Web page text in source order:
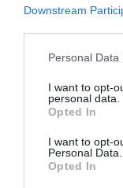
Downstream
Personal
I want to opt-
personal data.
Opted In
I want to opt-
Personal Data.
Opted In
transformar la
plataforma
China? ¿No
nuevos
Sur, Filipinas,
Tratado para la
Pacífico”? ¿Una